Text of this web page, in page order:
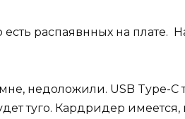
есть распаявнных на плате.
недоложили. USB Type-C
туго. Кардридер